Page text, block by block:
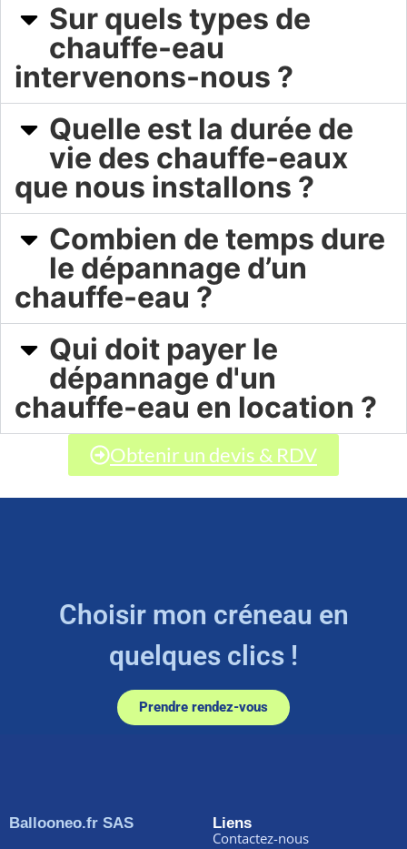
Sur quels types de
chauffe-eau
intervenons-nous ?​
Quelle est la durée de
vie des chauffe-eaux
que nous installons ?
Combien de temps dure
le dépannage d’un
chauffe-eau ?
Qui doit payer le
dépannage d'un
chauffe-eau en location ?
Obtenir un devis & RDV
Choisir mon créneau en
quelques clics !
Prendre rendez-vous
Ballooneo.fr SAS Liens
Contactez-nous